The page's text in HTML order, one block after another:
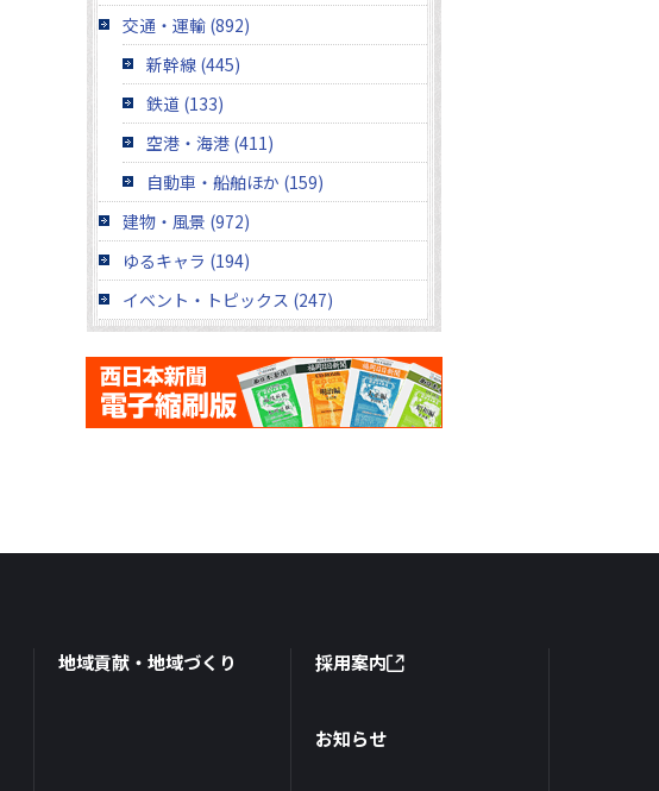
交通・運輸 (892)
新幹線 (445)
鉄道 (133)
空港・海港 (411)
自動車・船舶ほか (159)
建物・風景 (972)
ゆるキャラ (194)
イベント・トピックス (247)
地域貢献・地域づくり 採用案内
お知らせ